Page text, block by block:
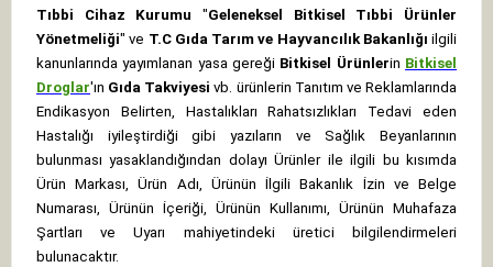
Tıbbi Cihaz Kurumu "Geleneksel Bitkisel Tıbbi Ürünler
Yönetmeliği" ve T.C Gıda Tarım ve Hayvancılık Bakanlığı ilgili
kanunlarında yayımlanan yasa gereği Bitkisel Ürünlerin Bitkisel
Droglar'ın Gıda Takviyesi vb. ürünlerin Tanıtım ve Reklamlarında
Endikasyon Belirten, Hastalıkları Rahatsızlıkları Tedavi eden
Hastalığı iyileştirdiği gibi yazıların ve Sağlık Beyanlarının
bulunması yasaklandığından dolayı Ürünler ile ilgili bu kısımda
Ürün Markası, Ürün Adı, Ürünün İlgili Bakanlık İzin ve Belge
Numarası, Ürünün İçeriği, Ürünün Kullanımı, Ürünün Muhafaza
Şartları ve Uyarı mahiyetindeki üretici bilgilendirmeleri
bulunacaktır.